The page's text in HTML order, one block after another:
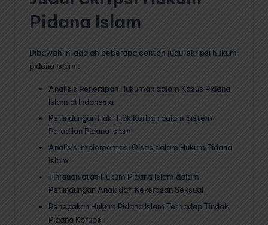
Pidana Islam
Dibawah ini adalah beberapa contoh judul skripsi hukum
pidana islam :
Analisis Penerapan Hukuman dalam Kasus Pidana
Islam di Indonesia
Perlindungan Hak-Hak Korban dalam Sistem
Peradilan Pidana Islam
Analisis Implementasi Qisas dalam Hukum Pidana
Islam
Tinjauan atas Hukum Pidana Islam dalam
Perlindungan Anak dari Kekerasan Seksual
Penegakan Hukum Pidana Islam Terhadap Tindak
Pidana Korupsi